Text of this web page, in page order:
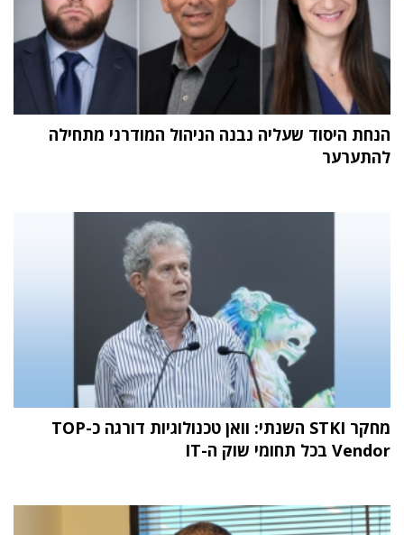
הנחת היסוד שעליה נבנה הניהול המודרני מתחילה
להתערער
מחקר STKI השנתי: וואן טכנולוגיות דורגה כ-TOP
Vendor בכל תחומי שוק ה-IT